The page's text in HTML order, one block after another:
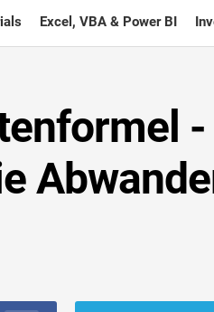
Excel, VBA & Power BI
-